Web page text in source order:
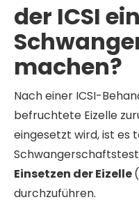
der ICSI
machen?
Nach einer ICSI-
befruchtete Eizelle
eingesetzt wird, ist es
Schwangerschaftstest
Einsetzen der Eizelle
durchzuführen.